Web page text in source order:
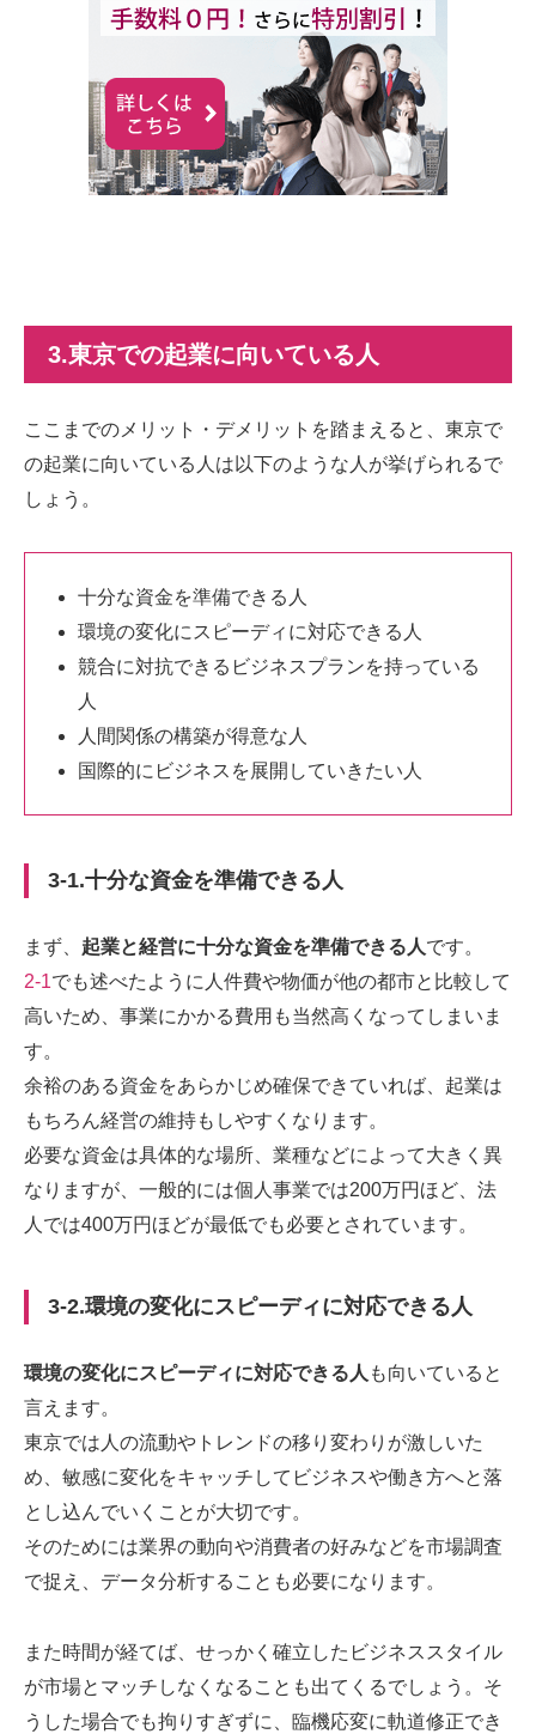
3.東京での起業に向いている人
ここまでのメリット・デメリットを踏まえると、東京で
の起業に向いている人は以下のような人が挙げられるで
しょう。
十分な資金を準備できる人
環境の変化にスピーディに対応できる人
競合に対抗できるビジネスプランを持っている
人
人間関係の構築が得意な人
国際的にビジネスを展開していきたい人
3-1.十分な資金を準備できる人
まず、 起業と経営に十分な資金を準備できる人です。
2-1でも述べたように人件費や物価が他の都市と比較して
高いため、事業にかかる費用も当然高くなってしまいま
す。
余裕のある資金をあらかじめ確保できていれば、起業は
もちろん経営の維持もしやすくなります。
必要な資金は具体的な場所、業種などによって大きく異
なりますが、一般的には個人事業では200万円ほど、法
人では400万円ほどが最低でも必要とされています。
3-2.環境の変化にスピーディに対応できる人
環境の変化にスピーディに対応できる人 も向いていると
言えます。
東京では人の流動やトレンドの移り変わりが激しいた
め、敏感に変化をキャッチしてビジネスや働き方へと落
とし込んでいくことが大切です。
そのためには業界の動向や消費者の好みなどを市場調査
で捉え、データ分析することも必要になります。
また時間が経てば、せっかく確立したビジネススタイル
が市場とマッチしなくなることも出てくるでしょう。そ
うした場合でも拘りすぎずに、臨機応変に軌道修正でき